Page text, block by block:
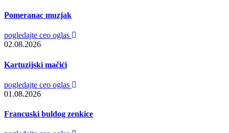
Pomeranac muzjak
pogledajte ceo oglas
02.08.2026
Kartuzijski mačići
pogledajte ceo oglas
01.08.2026
Francuski buldog zenkice